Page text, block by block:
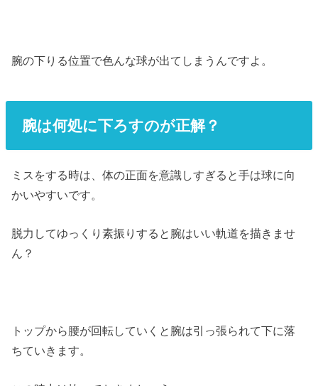
腕の下りる位置で色んな球が出てしまうんですよ。
腕は何処に下ろすのが正解？
ミスをする時は、体の正面を意識しすぎると手は球に向
かいやすいです。
脱力してゆっくり素振りすると腕はいい軌道を描きませ
ん？
トップから腰が回転していくと腕は引っ張られて下に落
ちていきます。